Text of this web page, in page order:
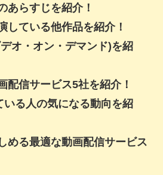
らすじを紹介！
ている他作品を紹介！
オ・オン・デマンド)を紹
配信サービス5社を紹介！
る人の気になる動向を紹
める最適な動画配信サービス